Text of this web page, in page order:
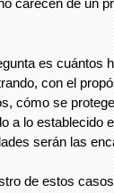
carecen de un
es cuántos
con el
cómo se
a lo establecido
serán las
de estos